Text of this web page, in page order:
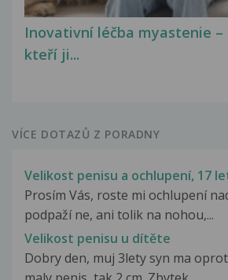
Inovativní léčba myastenie
kteří ji...
VÍCE DOTAZŮ Z PORADNY
Velikost penisu a ochlupení, 17
Prosím Vás, roste mi ochlupení
podpaží ne, ani tolik na nohou,...
Velikost penisu u dítěte
Dobry den, muj 3lety syn ma